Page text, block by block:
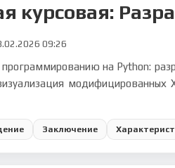
курсовая:
09:26
на Python:
Заключение